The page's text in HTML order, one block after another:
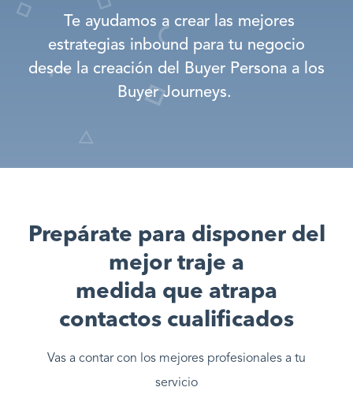
Te ayudamos a crear las mejores
estrategias inbound para tu negocio
desde la creación del Buyer Persona a los
Buyer Journeys.
Prepárate para disponer del
mejor traje a
medida que atrapa
contactos cualificados
Vas a contar con los mejores profesionales a tu
servicio